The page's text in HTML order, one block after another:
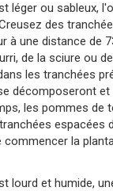
léger ou sableux,
des
à une distance de
de la sciure ou
les tranchées
se décomposeront
les pommes de
espacées
commencer la
lourd et humide,